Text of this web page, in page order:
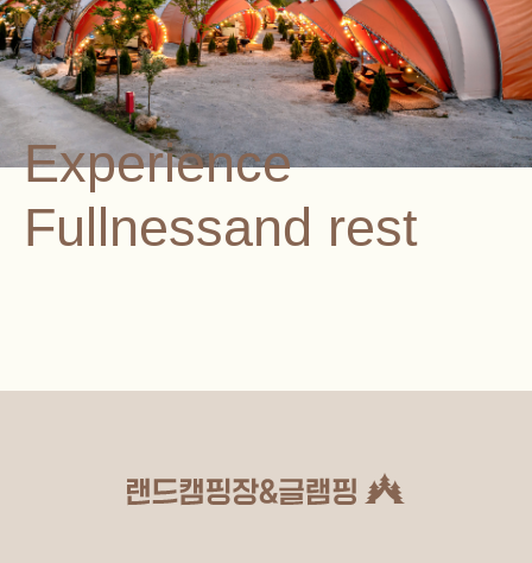
Experience
Fullnessand rest